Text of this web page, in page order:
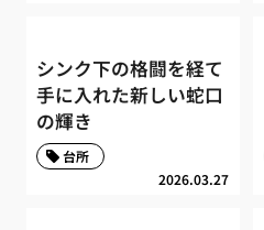
シンク下の格闘を経て
手に入れた新しい蛇口
の輝き
2026.03.27
台所